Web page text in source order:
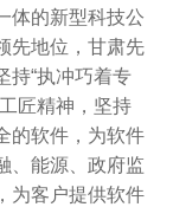
体的新型科技公
先地位，甘肃先
持“执冲巧着专
匠精神，坚持
的软件，为软件
、能源、政府监
为客户提供软件